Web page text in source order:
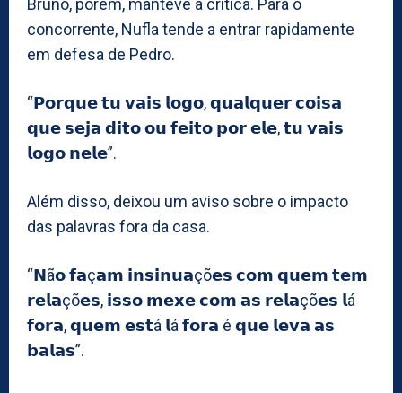
Bruno, porém, manteve a crítica. Para o
concorrente, Nufla tende a entrar rapidamente
em defesa de Pedro.
“𝗣𝗼𝗿𝗾𝘂𝗲 𝘁𝘂 𝘃𝗮𝗶𝘀 𝗹𝗼𝗴𝗼, 𝗾𝘂𝗮𝗹𝗾𝘂𝗲𝗿 𝗰𝗼𝗶𝘀𝗮
𝗾𝘂𝗲 𝘀𝗲𝗷𝗮 𝗱𝗶𝘁𝗼 𝗼𝘂 𝗳𝗲𝗶𝘁𝗼 𝗽𝗼𝗿 𝗲𝗹𝗲, 𝘁𝘂 𝘃𝗮𝗶𝘀
𝗹𝗼𝗴𝗼 𝗻𝗲𝗹𝗲”.
Além disso, deixou um aviso sobre o impacto
das palavras fora da casa.
“𝗡ã𝗼 𝗳𝗮ç𝗮𝗺 𝗶𝗻𝘀𝗶𝗻𝘂𝗮çõ𝗲𝘀 𝗰𝗼𝗺 𝗾𝘂𝗲𝗺 𝘁𝗲𝗺
𝗿𝗲𝗹𝗮çõ𝗲𝘀, 𝗶𝘀𝘀𝗼 𝗺𝗲𝘅𝗲 𝗰𝗼𝗺 𝗮𝘀 𝗿𝗲𝗹𝗮çõ𝗲𝘀 𝗹á
𝗳𝗼𝗿𝗮, 𝗾𝘂𝗲𝗺 𝗲𝘀𝘁á 𝗹á 𝗳𝗼𝗿𝗮 é 𝗾𝘂𝗲 𝗹𝗲𝘃𝗮 𝗮𝘀
𝗯𝗮𝗹𝗮𝘀”.